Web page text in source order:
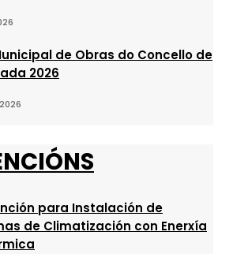
de Obras do Concello de
2026
para Instalación de
de Climatización con Enerxía